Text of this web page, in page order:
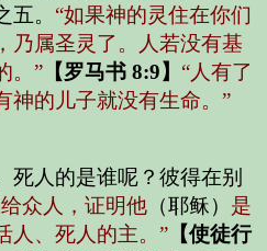
。 “如果神的灵住在你们
乃属圣灵了。人若没有基
。” 【罗马书 8:9】 “人有了
神的儿子就没有生命。”
死人的是谁呢？彼得在别
众人，证明他 （耶稣） 是
人、死人的主。” 【使徒行